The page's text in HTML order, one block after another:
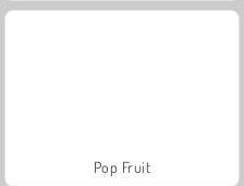
Pop Fruit